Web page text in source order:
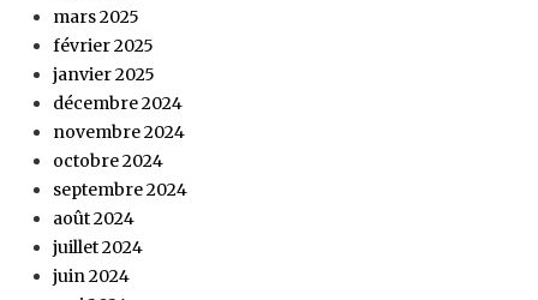
mars 2025
février 2025
janvier 2025
décembre 2024
novembre 2024
octobre 2024
septembre 2024
août 2024
juillet 2024
juin 2024